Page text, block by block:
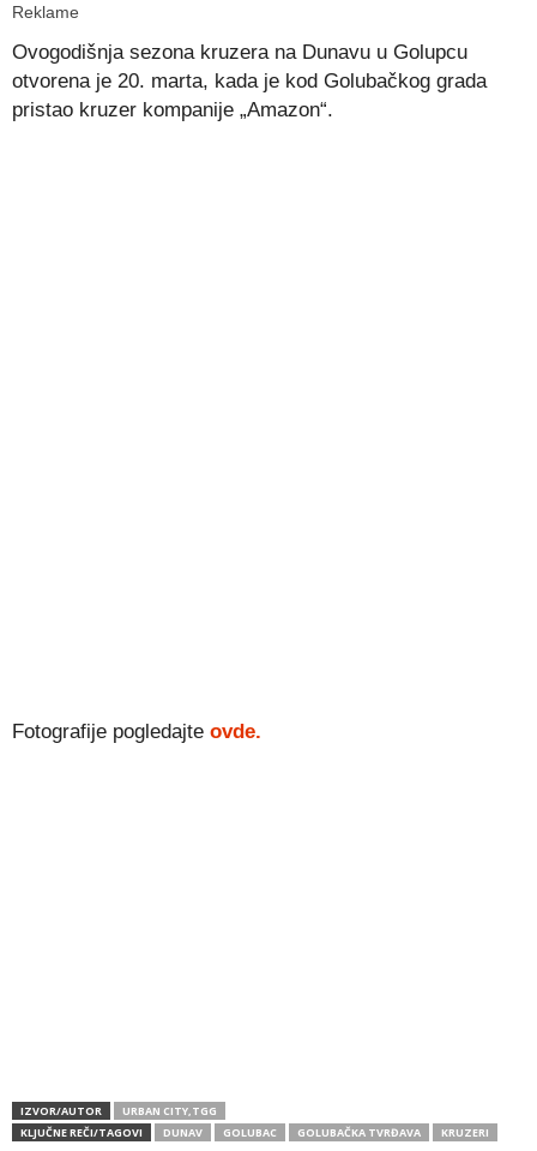
Reklame
Ovogodišnja sezona kruzera na Dunavu u Golupcu
otvorena je 20. marta, kada je kod Golubačkog grada
pristao kruzer kompanije „Amazon“.
Fotografije pogledajte ovde.
IZVOR/AUTOR
URBAN CITY,TGG
KLJUČNE REČI/TAGOVI
DUNAV GOLUBAC GOLUBAČKA TVRĐAVA KRUZERI